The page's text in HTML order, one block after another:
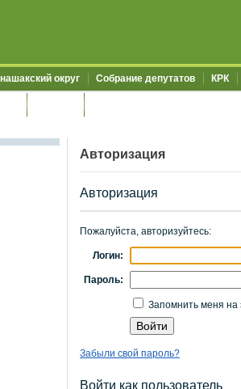
округ Собрание депутатов КРК
Авторизация
Авторизация
Пожалуйста, авторизуйтесь:
Логин:
Пароль:
Запомнить меня на
Забыли свой пароль?
Войти как пользователь